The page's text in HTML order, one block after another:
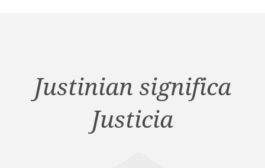
Justinian significa
Justicia